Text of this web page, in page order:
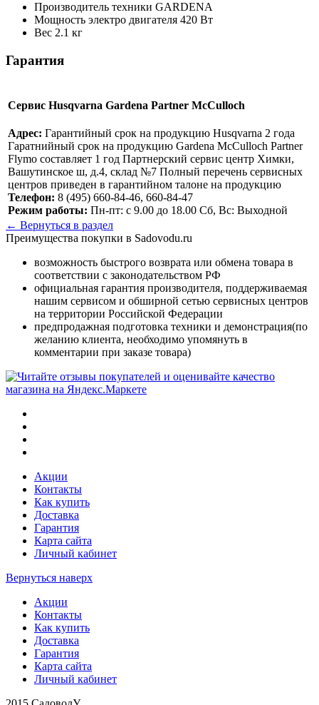
Производитель техники GARDENA
Мощность электро двигателя 420 Вт
Вес 2.1 кг
Гарантия
Сервис Husqvarna Gardena Partner McCulloch
Адрес: Гарантийный срок на продукцию Husqvarna 2 года
Гаратнийный срок на продукцию Gardena McCulloch Partner
Flymo составляет 1 год Партнерский сервис центр Химки,
Вашутинское ш, д.4, склад №7 Полный перечень сервисных
центров приведен в гарантийном талоне на продукцию
Телефон: 8 (495) 660-84-46, 660-84-47
Режим работы: Пн-пт: с 9.00 до 18.00 Сб, Вс: Выходной
← Вернуться в раздел
Преимущества покупки в Sadovodu.ru
возможность быстрого возврата или обмена товара в
соответствии с законодательством РФ
официальная гарантия производителя, поддерживаемая
нашим сервисом и обширной сетью сервисных центров
на территории Российской Федерации
предпродажная подготовка техники и демонстрация(по
желанию клиента, необходимо упомянуть в
комментарии при заказе товара)
Акции
Контакты
Как купить
Доставка
Гарантия
Карта сайта
Личный кабинет
Вернуться наверх
Акции
Контакты
Как купить
Доставка
Гарантия
Карта сайта
Личный кабинет